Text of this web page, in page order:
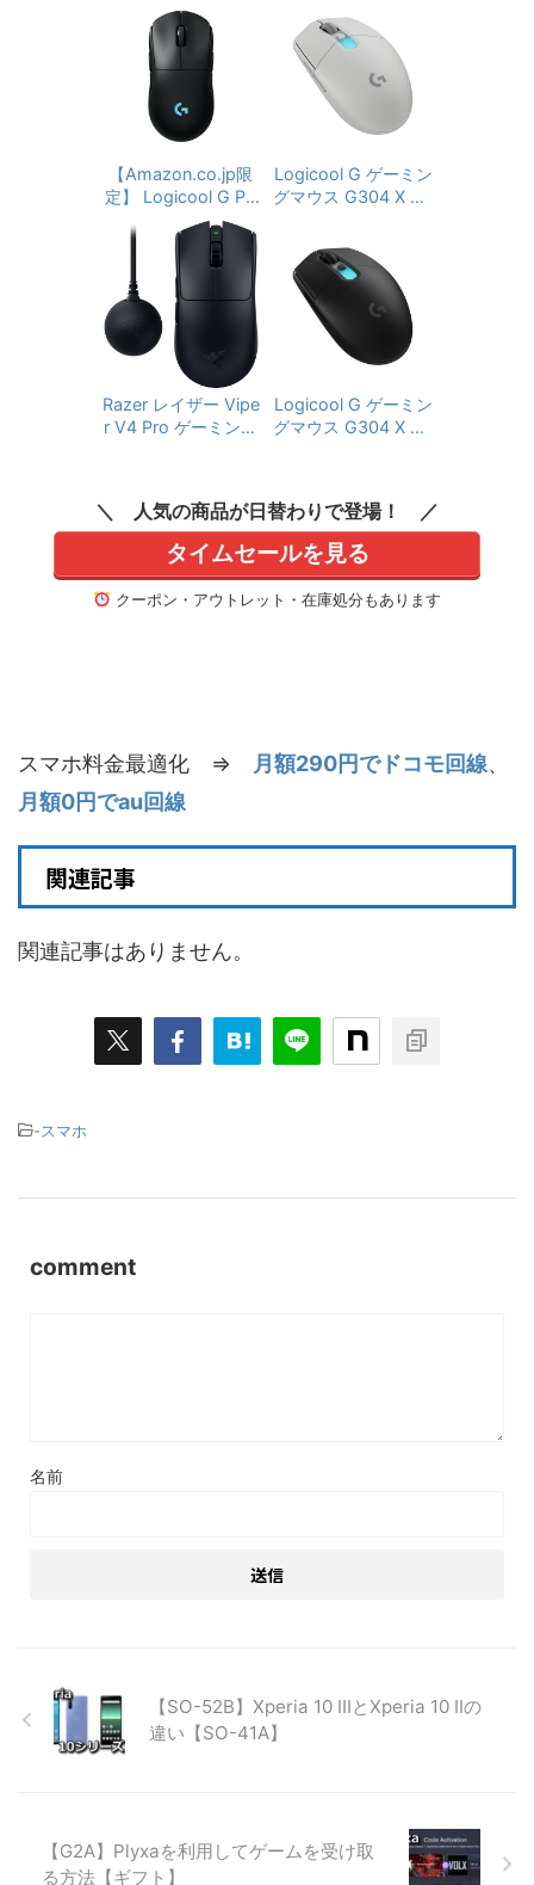
X2 SUPERSTRIKE LI
GHTSPEED ゲーミ
ングマウス G-PPD-
004WL-STRKd 800
0 ポーリングレート
軽量 61g ハプティッ
ク誘導トリガーシス
テム HITS USB Type
-C 充電 ワイヤレス
ゲーミング マウス 国
内正規品 ※Amazon.
co.jp限定 壁紙ダウン
ロード付き
Hzドングル同梱 ワイ
ヤレス HyperSpeed
Wireless 第3世代 Ra
zer Focus Pro オプ
ティカルセンサー 5
オプティカルマウス
スイッチ 180時間駆
タン 【日本正規代理
店保証品】
【Amazon.co.jp限
定】 Logicool G PR
O 2 LIGHTSPEED 4
4K DPI ワイヤレス
ゲーミングマウス G-
PPD-002XWL-BKd
軽量 80g LIGHTFOR
CE ハイブリッドスイ
ッチ HERO2 センサ
ー USB Type-C 95
時間連続使用可能 P
OWERPLAY 充電 FP
S ゲーミング マウス
ード付き
Logicool G ゲーミン
グマウス G304 X SU
ミング マウス G304
X-SL-WH 軽量 59g
HERO 44Kセンサー
LIGHTSYNC RGB 1
30時間連続利用可能
uetooth対応 PC win
dows Mac ホワイト
国内正規品
Razer レイザー Vipe
r V4 Pro ゲーミング
Speed Wireless 第3
世代 Razer Focus Pr
o オプティカルセン
サー 50,000DPI 第4
世代 オプティカルマ
品】
Logicool G ゲーミン
グマウス G304 X SU
X-SL-BK 軽量 59g H
ERO 44Kセンサー LI
GHTSYNC RGB 130
時間連続利用可能 U
SB Type-C 充電 Blu
人気の商品が日替わりで登場！
タイムセールを見る
クーポン・アウトレット・在庫処分もあります
スマホ料金最適化 ⇒ 月額290円でドコモ回線、
月額0円でau回線
関連記事
関連記事はありません。
-スマホ
comment
名前
【SO-52B】Xperia 10 ⅢとXperia 10 Ⅱの
違い【SO-41A】
【G2A】Plyxaを利用してゲームを受け取
る方法【ギフト】